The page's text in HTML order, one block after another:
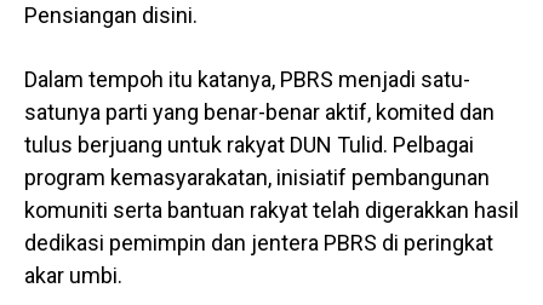
Pensiangan disini.
Dalam tempoh itu katanya, PBRS menjadi satu-
satunya parti yang benar-benar aktif, komited dan
tulus berjuang untuk rakyat DUN Tulid. Pelbagai
program kemasyarakatan, inisiatif pembangunan
komuniti serta bantuan rakyat telah digerakkan hasil
dedikasi pemimpin dan jentera PBRS di peringkat
akar umbi.